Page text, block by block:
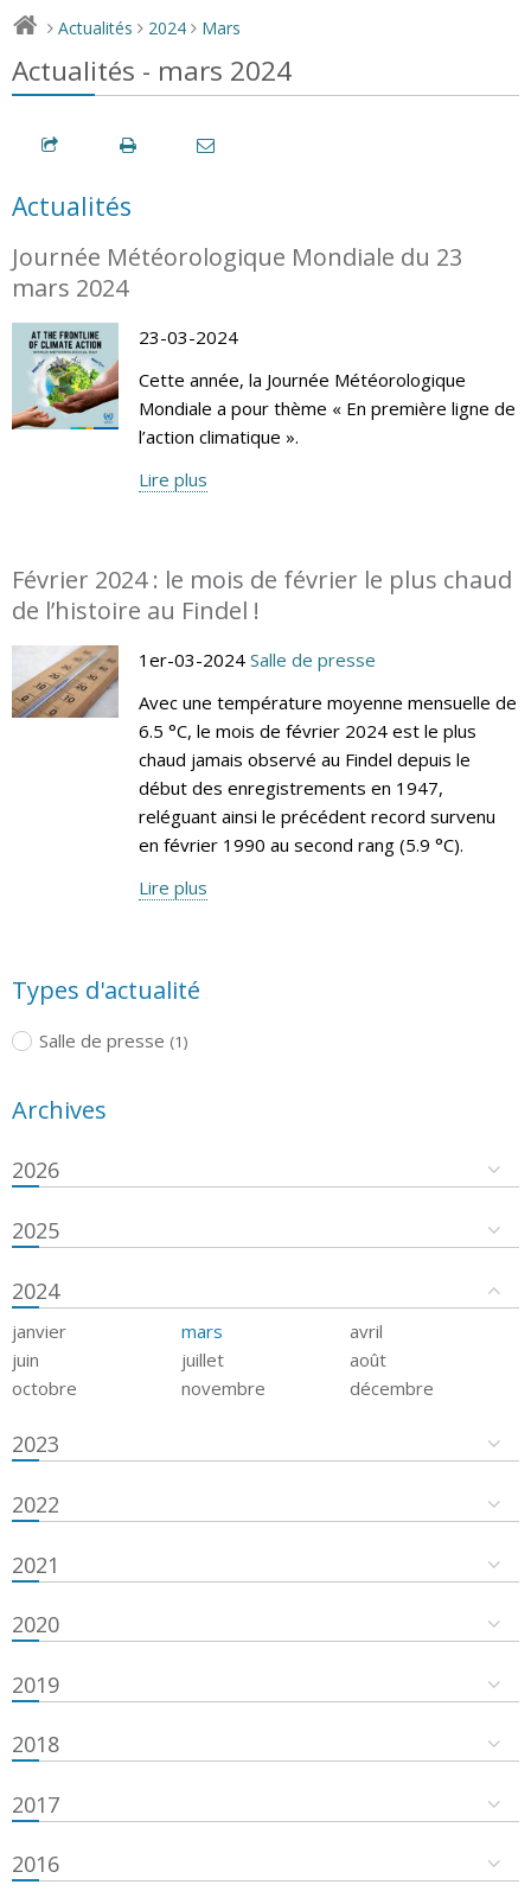
> Actualités > 2024 > Mars
Actualités - mars 2024
Actualités
Journée Météorologique Mondiale du 23
mars 2024
23-03-2024
Cette année, la Journée Météorologique
Mondiale a pour thème « En première ligne de
l’action climatique ».
Lire plus
Février 2024 : le mois de février le plus chaud
de l’histoire au Findel !
1er-03-2024 Salle de presse
Avec une température moyenne mensuelle de
6.5 °C, le mois de février 2024 est le plus
chaud jamais observé au Findel depuis le
début des enregistrements en 1947,
reléguant ainsi le précédent record survenu
en février 1990 au second rang (5.9 °C).
Lire plus
Types d'actualité
Salle de presse (1)
Archives
2026
2025
2024
janvier mars
avril
juin
juillet
août
octobre
novembre décembre
2023
2022
2021
2020
2019
2018
2017
2016